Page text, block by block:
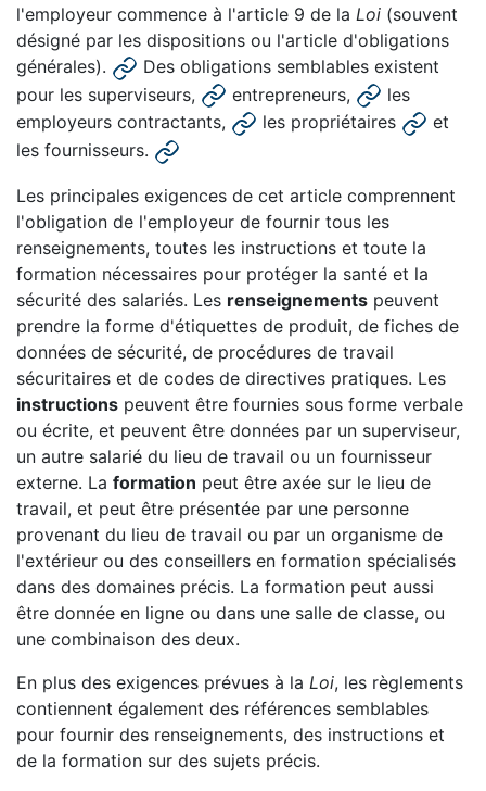
l'employeur commence à l'article 9 de la Loi (souvent
désigné par les dispositions ou l'article d'obligations
générales).
Des obligations semblables existent
pour les superviseurs,
entrepreneurs,
les
employeurs contractants,
les propriétaires
et
les fournisseurs.
Les principales exigences de cet article comprennent
l'obligation de l'employeur de fournir tous les
renseignements, toutes les instructions et toute la
formation nécessaires pour protéger la santé et la
sécurité des salariés. Les renseignements peuvent
prendre la forme d'étiquettes de produit, de fiches de
données de sécurité, de procédures de travail
sécuritaires et de codes de directives pratiques. Les
instructions peuvent être fournies sous forme verbale
ou écrite, et peuvent être données par un superviseur,
un autre salarié du lieu de travail ou un fournisseur
externe. La formation peut être axée sur le lieu de
travail, et peut être présentée par une personne
provenant du lieu de travail ou par un organisme de
l'extérieur ou des conseillers en formation spécialisés
dans des domaines précis. La formation peut aussi
être donnée en ligne ou dans une salle de classe, ou
une combinaison des deux.
En plus des exigences prévues à la Loi, les règlements
contiennent également des références semblables
pour fournir des renseignements, des instructions et
de la formation sur des sujets précis.